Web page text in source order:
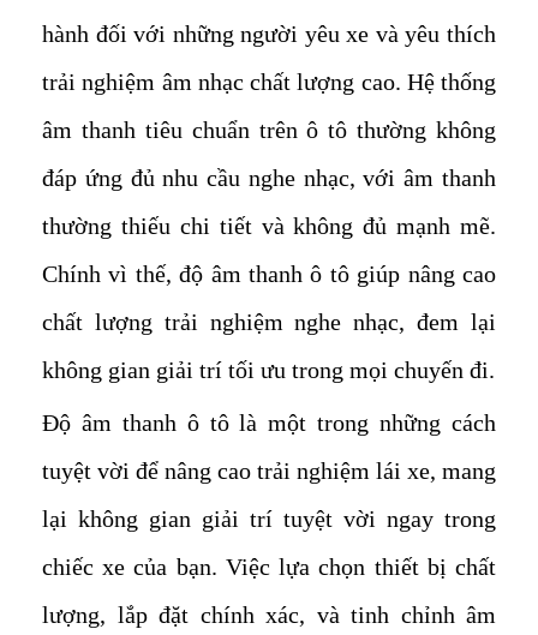
hành đối với những người yêu xe và yêu thích
trải nghiệm âm nhạc chất lượng cao. Hệ thống
âm thanh tiêu chuẩn trên ô tô thường không
đáp ứng đủ nhu cầu nghe nhạc, với âm thanh
thường thiếu chi tiết và không đủ mạnh mẽ.
Chính vì thế, độ âm thanh ô tô giúp nâng cao
chất lượng trải nghiệm nghe nhạc, đem lại
không gian giải trí tối ưu trong mọi chuyến đi.
Độ âm thanh ô tô là một trong những cách
tuyệt vời để nâng cao trải nghiệm lái xe, mang
lại không gian giải trí tuyệt vời ngay trong
chiếc xe của bạn. Việc lựa chọn thiết bị chất
lượng, lắp đặt chính xác, và tinh chỉnh âm